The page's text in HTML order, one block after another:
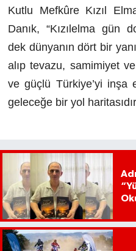
Kutlu Mefkûre Kızıl
Danık, “Kızılelma gün
dek dünyanın dört bir
alıp tevazu, samimiyet
ve güçlü Türkiye’yi inşa
geleceğe bir yol